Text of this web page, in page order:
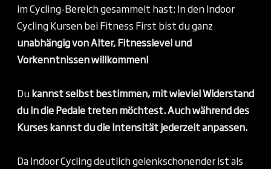
im Cycling-Bereich gesammelt hast: In den Indoor
Cycling Kursen bei Fitness First bist du ganz
unabhängig von Alter, Fitnesslevel und
Vorkenntnissen willkommen!
Dukannst selbst bestimmen, mit wieviel Widerstand
du in die Pedale treten möchtest. Auch während des
Kurses kannst du die Intensität jederzeit anpassen.
Da Indoor Cycling deutlich gelenkschonender ist als